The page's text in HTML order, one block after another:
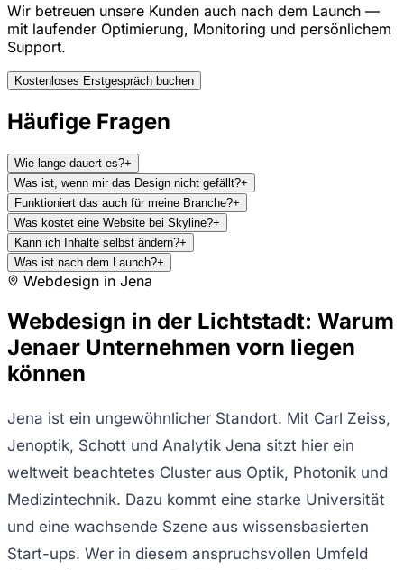
Wir betreuen unsere Kunden auch nach dem Launch —
mit laufender Optimierung, Monitoring und persönlichem
Support.
Kostenloses Erstgespräch buchen
Häufige Fragen
Wie lange dauert es?+
Was ist, wenn mir das Design nicht gefällt?+
Funktioniert das auch für meine Branche?+
Was kostet eine Website bei Skyline?+
Kann ich Inhalte selbst ändern?+
Was ist nach dem Launch?+
Webdesign in Jena
Webdesign in der Lichtstadt: Warum
Jenaer Unternehmen vorn liegen
können
Jena ist ein ungewöhnlicher Standort. Mit Carl Zeiss,
Jenoptik, Schott und Analytik Jena sitzt hier ein
weltweit beachtetes Cluster aus Optik, Photonik und
Medizintechnik. Dazu kommt eine starke Universität
und eine wachsende Szene aus wissensbasierten
Start-ups. Wer in diesem anspruchsvollen Umfeld